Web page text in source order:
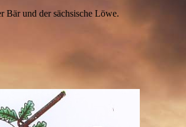
Bär und der sächsische Löwe.